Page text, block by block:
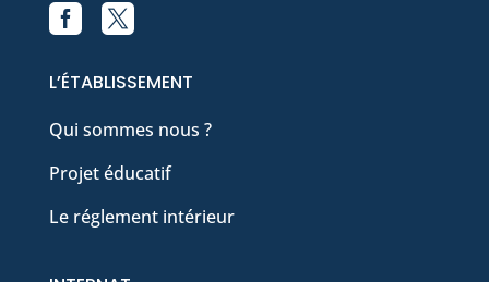
 Facebook

L’ÉTABLISSEMENT
Qui sommes nous ?
Projet éducatif
Le réglement intérieur